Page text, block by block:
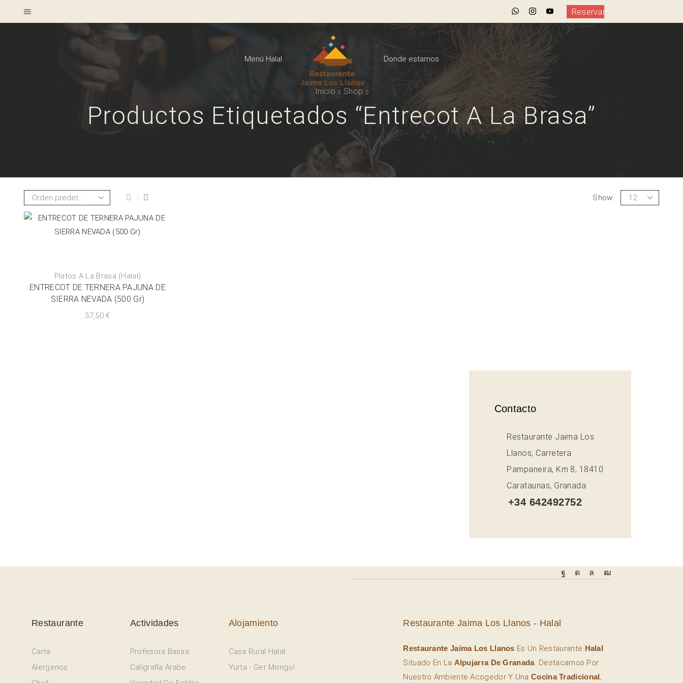
Reservar
Menú Halal Donde estamos
Inicio Shop
Productos Etiquetados “entrecot A La Brasa”
Show
Platos A La Brasa (Halal)
ENTRECOT DE TERNERA PAJUNA DE
SIERRA NEVADA (500 Gr)
37,50€
Contacto
Restaurante Jaima Los
Llanos, Carretera
Pampaneira, Km 8, 18410
Carataunas, Granada
+34 642492752
Restaurante
Carta
Alergenos
Actividades
Profesora Basira
Caligrafía Árabe
Alojamiento
Casa Rural Halal
Yurta - Ger Mongol
Restaurante Jaima Los Llanos - Halal
Restaurante Jaima Los Llanos Es Un Restaurante Halal
Situado En La Alpujarra De Granada. Destacamos Por
Nuestro Ambiente Acogedor Y Una Cocina Tradicional,